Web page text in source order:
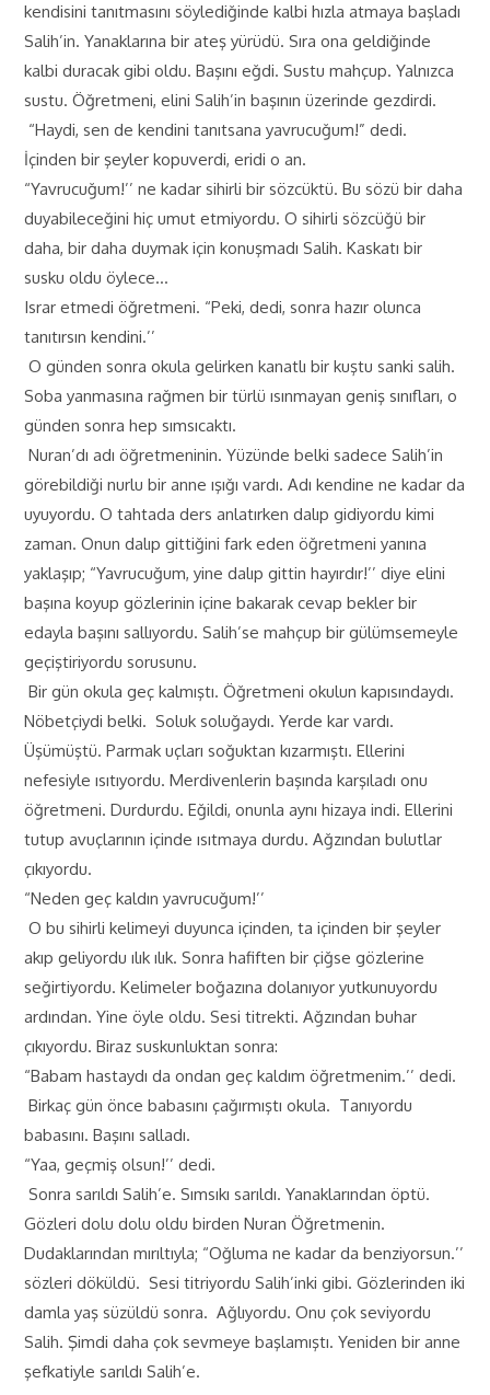
kendisini tanıtmasını söylediğinde kalbi hızla atmaya başladı
Salih’in. Yanaklarına bir ateş yürüdü. Sıra ona geldiğinde
kalbi duracak gibi oldu. Başını eğdi. Sustu mahçup. Yalnızca
sustu. Öğretmeni, elini Salih’in başının üzerinde gezdirdi.
“Haydi, sen de kendini tanıtsana yavrucuğum!” dedi.
İçinden bir şeyler kopuverdi, eridi o an.
“Yavrucuğum!’’ ne kadar sihirli bir sözcüktü. Bu sözü bir daha
duyabileceğini hiç umut etmiyordu. O sihirli sözcüğü bir
daha, bir daha duymak için konuşmadı Salih. Kaskatı bir
susku oldu öylece…
Israr etmedi öğretmeni. “Peki, dedi, sonra hazır olunca
tanıtırsın kendini.’’
O günden sonra okula gelirken kanatlı bir kuştu sanki salih.
Soba yanmasına rağmen bir türlü ısınmayan geniş sınıfları, o
günden sonra hep sımsıcaktı.
Nuran’dı adı öğretmeninin. Yüzünde belki sadece Salih’in
görebildiği nurlu bir anne ışığı vardı. Adı kendine ne kadar da
uyuyordu. O tahtada ders anlatırken dalıp gidiyordu kimi
zaman. Onun dalıp gittiğini fark eden öğretmeni yanına
yaklaşıp; “Yavrucuğum, yine dalıp gittin hayırdır!’’ diye elini
başına koyup gözlerinin içine bakarak cevap bekler bir
edayla başını sallıyordu. Salih’se mahçup bir gülümsemeyle
geçiştiriyordu sorusunu.
Bir gün okula geç kalmıştı. Öğretmeni okulun kapısındaydı.
Nöbetçiydi belki. Soluk soluğaydı. Yerde kar vardı.
Üşümüştü. Parmak uçları soğuktan kızarmıştı. Ellerini
nefesiyle ısıtıyordu. Merdivenlerin başında karşıladı onu
öğretmeni. Durdurdu. Eğildi, onunla aynı hizaya indi. Ellerini
tutup avuçlarının içinde ısıtmaya durdu. Ağzından bulutlar
çıkıyordu.
“Neden geç kaldın yavrucuğum!’’
O bu sihirli kelimeyi duyunca içinden, ta içinden bir şeyler
akıp geliyordu ılık ılık. Sonra hafiften bir çiğse gözlerine
seğirtiyordu. Kelimeler boğazına dolanıyor yutkunuyordu
ardından. Yine öyle oldu. Sesi titrekti. Ağzından buhar
çıkıyordu. Biraz suskunluktan sonra:
“Babam hastaydı da ondan geç kaldım öğretmenim.’’ dedi.
Birkaç gün önce babasını çağırmıştı okula. Tanıyordu
babasını. Başını salladı.
“Yaa, geçmiş olsun!’’ dedi.
Sonra sarıldı Salih’e. Sımsıkı sarıldı. Yanaklarından öptü.
Gözleri dolu dolu oldu birden Nuran Öğretmenin.
Dudaklarından mırıltıyla; “Oğluma ne kadar da benziyorsun.’’
sözleri döküldü. Sesi titriyordu Salih’inki gibi. Gözlerinden iki
damla yaş süzüldü sonra. Ağlıyordu. Onu çok seviyordu
Salih. Şimdi daha çok sevmeye başlamıştı. Yeniden bir anne
şefkatiyle sarıldı Salih’e.